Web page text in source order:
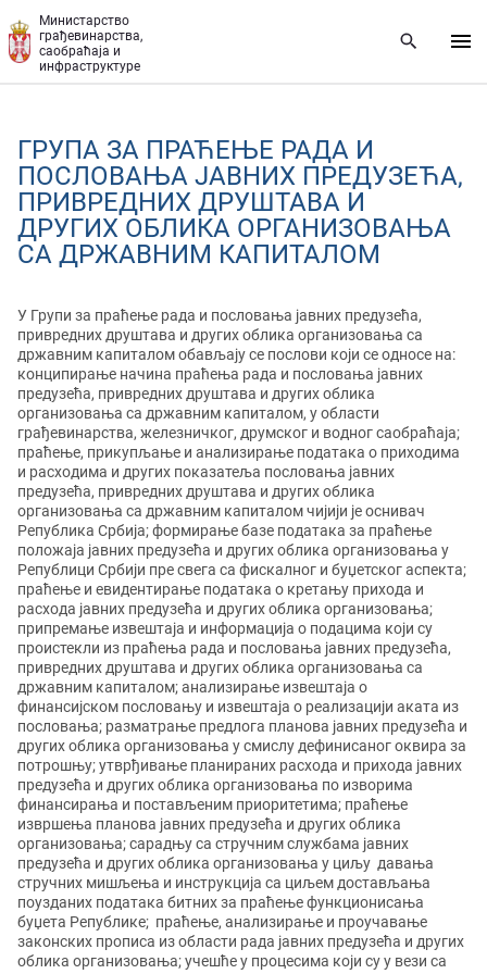
Министарство
грађевинарства,
саобраћаја и
инфраструктуре
ГРУПА ЗА ПРАЋЕЊЕ РАДА И
ПОСЛОВАЊА ЈАВНИХ ПРЕДУЗЕЋА,
ПРИВРЕДНИХ ДРУШТАВА И
ДРУГИХ ОБЛИКА ОРГАНИЗОВАЊА
СА ДРЖАВНИМ КАПИТАЛОМ
У Групи за праћење рада и пословања јавних предузећа,
привредних друштава и других облика организовања са
државним капиталом обављају се послови који се односе на:
конципирање начина праћења рада и пословања јавних
предузећа, привредних друштава и других облика
организовања са државним капиталом, у области
грађевинарства, железничког, друмског и водног саобраћаја;
праћење, прикупљање и анализирање података о приходима
и расходима и других показатеља пословања јавних
предузећа, привредних друштава и других облика
организовања са државним капиталом чијији је оснивач
Република Србија; формирање базе података за праћење
положаја јавних предузећа и других облика организовања у
Републици Србији пре свега са фискалног и буџетског аспекта;
праћење и евидентирање података о кретању прихода и
расхода јавних предузећа и других облика организовања;
припремање извештаја и информација о подацима који су
проистекли из праћења рада и пословања јавних предузећа,
привредних друштава и других облика организовања са
државним капиталом; анализирање извештаја о
финансијском пословању и извештаја о реализацији аката из
пословања; разматрање предлога планова јавних предузећа и
других облика организовања у смислу дефинисаног оквира за
потрошњу; утврђивање планираних расхода и прихода јавних
предузећа и других облика организовања по изворима
финансирања и постављеним приоритетима; праћење
извршења планова јавних предузећа и других облика
организовања; сарадњу са стручним службама јавних
предузећа и других облика организовања у циљу давања
стручних мишљења и инструкција са циљем достављања
поузданих података битних за праћење функционисања
буџета Републике; праћење, анализирање и проучавање
законских прописа из области рада јавних предузећа и других
облика организовања; учешће у процесима који су у вези са